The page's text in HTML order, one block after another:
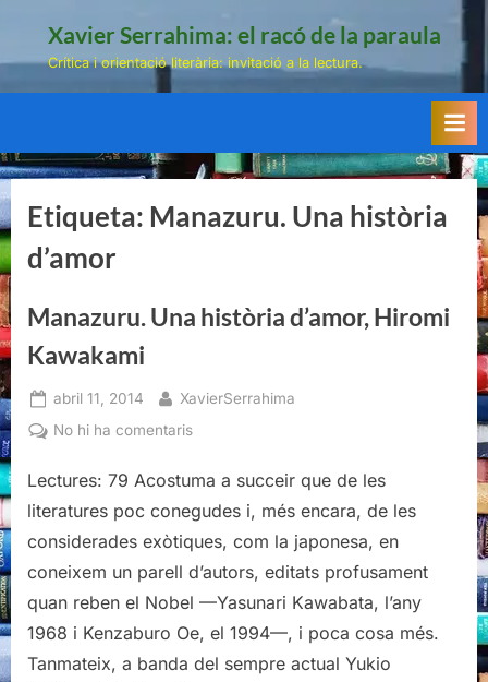
Xavier Serrahima: el racó de la paraula
Crítica i orientació literària: invitació a la lectura.
Etiqueta: Manazuru. Una història
d’amor
Manazuru. Una història d’amor, Hiromi
Kawakami
Posted
on
abril 11, 2014 By
XavierSerrahima
No hi ha comentarisa
Una
història
Hiromi
Kawakami
Lectures: 79 Acostuma a succeir que de les
literatures poc conegudes i, més encara, de les
considerades exòtiques, com la japonesa, en
coneixem un parell d’autors, editats profusament
quan reben el Nobel —Yasunari Kawabata, l’any
1968 i Kenzaburo Oe, el 1994—, i poca cosa més.
Tanmateix, a banda del sempre actual Yukio